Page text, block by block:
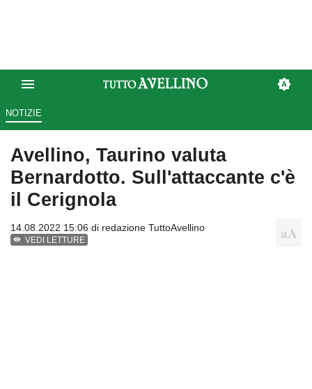
NOTIZIE
Avellino, Taurino valuta
Bernardotto. Sull'attaccante c'è
il Cerignola
14.08.2022 15:06 di redazione TuttoAvellino
VEDI LETTURE